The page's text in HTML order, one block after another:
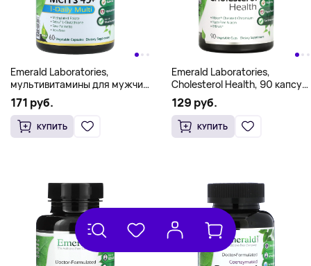
Emerald Laboratories,
мультивитамины для мужчин
старше 45 лет, 1 раз в день,
60 растительных капсул
171 руб.
КУПИТЬ
Emerald Laboratories,
Cholesterol Health, 90 капсул
в растительной оболочке
129 руб.
КУПИТЬ